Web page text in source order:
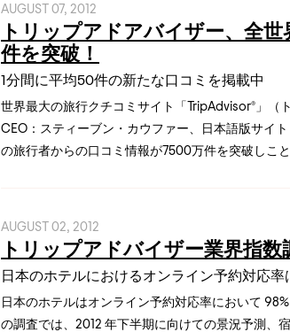
AUGUST 07, 2012
トリップアドアバイザー、全
件を突破！
1分間に平均50件の新たな口コミを掲載中
世界最大の旅行クチコミサイト「TripAdvisor®」（
CEO：スティーブン・カウファー、日本語版サイ
の旅行者からの口コミ情報が7500万件を突破しこと
AUGUST 02, 2012
トリップアドバイザー業界指数
日本のホテルにおけるオンライン予約対応率
日本のホテルはオンライン予約対応率において
の調査では、2012 年下半期に向けての景況予測、